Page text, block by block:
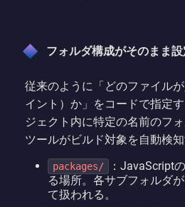
フォルダ構成がそのまま
従来のように「どのファイル
イント）か」をコードで指定
ジェクト内に特定の名前のフ
ツールがビルド対象を自動検知
packages/
：JavaScript
る場所。各サブフォルダ
て扱われる。